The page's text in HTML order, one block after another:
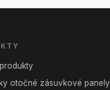
otočné zásuvkové panely